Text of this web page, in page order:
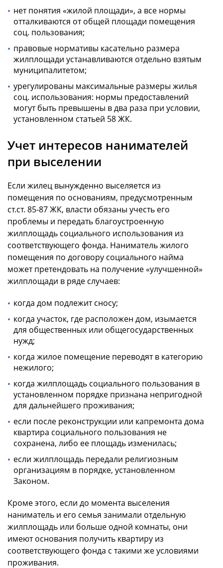
нет понятия «жилой площади», а все нормы
отталкиваются от общей площади помещения
соц. пользования;
правовые нормативы касательно размера
жилплощади устанавливаются отдельно взятым
муниципалитетом;
урегулированы максимальные размеры жилья
соц. использования: нормы предоставлений
могут быть превышены в два раза при условии,
установленном статьей 58 ЖК.
Учет интересов нанимателей
при выселении
Если жилец вынужденно выселяется из
помещения по основаниям, предусмотренным
ст.ст. 85-87 ЖК, власти обязаны учесть его
проблемы и передать благоустроенную
жилплощадь социального использования из
соответствующего фонда. Наниматель жилого
помещения по договору социального найма
может претендовать на получение «улучшенной»
жилплощади в ряде случаев:
когда дом подлежит сносу;
когда участок, где расположен дом, изымается
для общественных или общегосударственных
нужд;
когда жилое помещение переводят в категорию
нежилого;
когда жилплощадь социального пользования в
установленном порядке признана непригодной
для дальнейшего проживания;
если после реконструкции или капремонта дома
квартира социального пользования не
сохранена, либо ее площадь изменилась;
если жилплощадь передали религиозным
организациям в порядке, установленном
Законом.
Кроме этого, если до момента выселения
наниматель и его семья занимали отдельную
жилплощадь или больше одной комнаты, они
имеют основания получить квартиру из
соответствующего фонда с такими же условиями
проживания.